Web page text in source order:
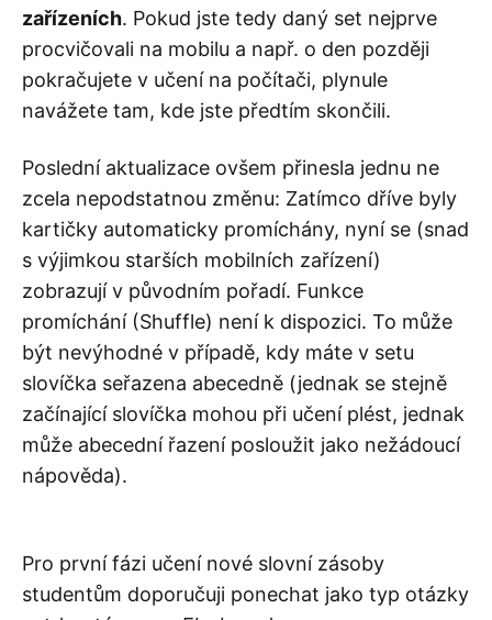
zařízeních. Pokud jste tedy daný set nejprve
procvičovali na mobilu a např. o den později
pokračujete v učení na počítači, plynule
navážete tam, kde jste předtím skončili.
Poslední aktualizace ovšem přinesla jednu ne
zcela nepodstatnou změnu: Zatímco dříve byly
kartičky automaticky promíchány, nyní se (snad
s výjimkou starších mobilních zařízení)
zobrazují v původním pořadí. Funkce
promíchání (Shuffle) není k dispozici. To může
být nevýhodné v případě, kdy máte v setu
slovíčka seřazena abecedně (jednak se stejně
začínající slovíčka mohou při učení plést, jednak
může abecední řazení posloužit jako nežádoucí
nápověda).
Pro první fázi učení nové slovní zásoby
studentům doporučuji ponechat jako typ otázky